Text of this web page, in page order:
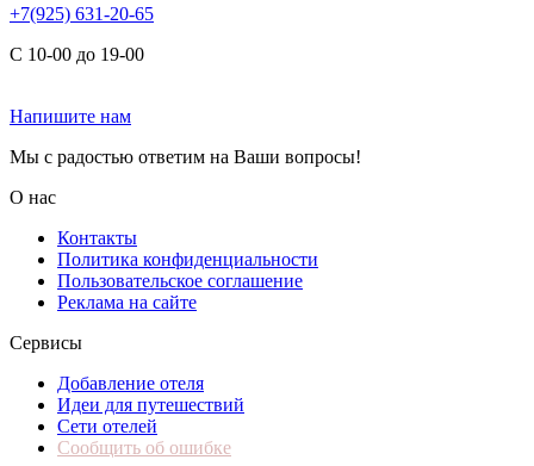
+7(925) 631-20-65
С 10-00 до 19-00
Напишите нам
Мы с радостью ответим на Ваши вопросы!
О нас
Контакты
Политика конфиденциальности
Пользовательское соглашение
Реклама на сайте
Сервисы
Добавление отеля
Идеи для путешествий
Сети отелей
Сообщить об ошибке